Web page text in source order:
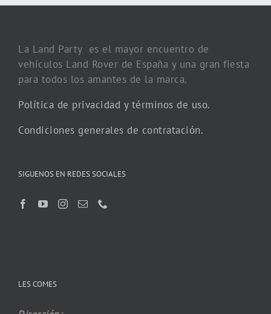
La Land Party es el mayor encuentro de
vehículos Land Rover de España y una gran fiesta
para todos los amantes de la marca.
Política de privacidad y términos de uso.
Condiciones generales de contratación.
SIGUENOS EN REDES SOCIALES
LES COMES